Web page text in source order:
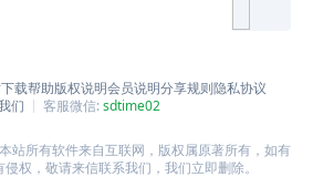
下载帮助版权说明会员说明分享规则隐私协议
们
客服微信:sdtime02
站所有软件来自互联网，版权属原著所有，如有
权，敬请来信联系我们，我们立即删除。